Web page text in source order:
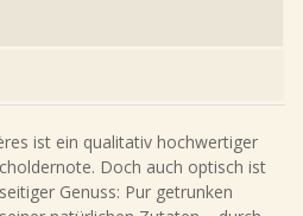
ist ein qualitativ hochwertiger
Doch auch optisch ist
Genuss: Pur getrunken